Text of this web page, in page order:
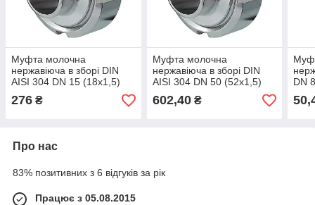
Муфта молочна
нержавіюча в зборі DIN
AISI 304 DN 15 (18x1,5)
276 ₴
Муфта молочна
нержавіюча в зборі DIN
AISI 304 DN 50 (52x1,5)
602,40₴
DN
Про нас
83% позитивних з 6 відгуків за рік
Працює з 05.08.2015